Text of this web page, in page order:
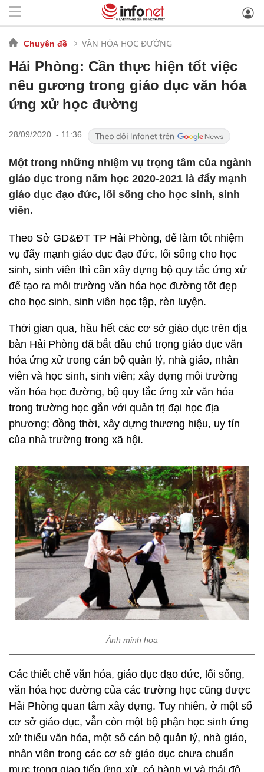
Chuyên đề VĂN HÓA HỌC ĐƯỜNG
Hải Phòng: Cần thực hiện tốt việc
nêu gương trong giáo dục văn hóa
ứng xử học đường
28/09/2020 - 11:36
Một trong những nhiệm vụ trọng tâm của ngành
giáo dục trong năm học 2020-2021 là đẩy mạnh
giáo dục đạo đức, lối sống cho học sinh, sinh
viên.
Theo Sở GD&ĐT TP Hải Phòng, để làm tốt nhiệm
vụ đẩy mạnh giáo dục đạo đức, lối sống cho học
sinh, sinh viên thì cần xây dựng bộ quy tắc ứng xử
để tạo ra môi trường văn hóa học đường tốt đẹp
cho học sinh, sinh viên học tập, rèn luyện.
Thời gian qua, hầu hết các cơ sở giáo dục trên địa
bàn Hải Phòng đã bắt đầu chú trọng giáo dục văn
hóa ứng xử trong cán bộ quản lý, nhà giáo, nhân
viên và học sinh, sinh viên; xây dựng môi trường
văn hóa học đường, bộ quy tắc ứng xử văn hóa
trong trường học gắn với quản trị đại học địa
phương; đồng thời, xây dựng thương hiệu, uy tín
của nhà trường trong xã hội.
Ảnh minh họa
Các thiết chế văn hóa, giáo dục đạo đức, lối sống,
văn hóa học đường của các trường học cũng được
Hải Phòng quan tâm xây dựng. Tuy nhiên, ở một số
cơ sở giáo dục, vẫn còn một bộ phận học sinh ứng
xử thiếu văn hóa, một số cán bộ quản lý, nhà giáo,
nhân viên trong các cơ sở giáo dục chưa chuẩn
mực trong giao tiếp ứng xử, có hành vi và thái độ